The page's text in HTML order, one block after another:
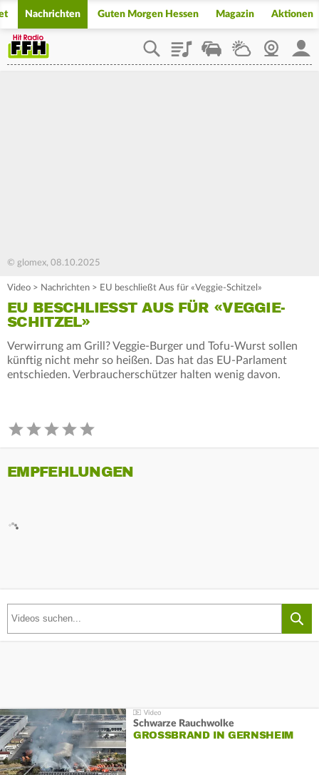
Nachrichten Guten Morgen Hessen Magazin Aktionen
PlaylistStaupilotWetterWebcam
© glomex, 08.10.2025
Video > Nachrichten > EU beschließt Aus für «Veggie-Schitzel»
EU BESCHLIESST AUS FÜR «VEGGIE-S
CHITZEL»
Verwirrung am Grill? Veggie-Burger und Tofu-Wurst sollen
künftig nicht mehr so heißen. Das hat das EU-Parlament
entschieden. Verbraucherschützer halten wenig davon.
EMPFEHLUNGEN
Schwarze Rauchwolke
GROSSBRAND IN GERNSHEIM